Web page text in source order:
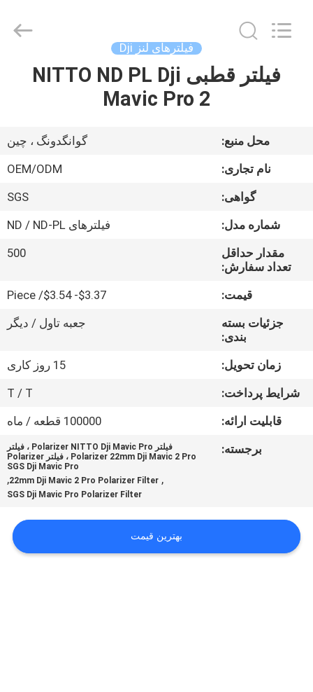
صفحه
محصولات
کنترل
نقل
قول
Technology
فیلترهای لنز Dji
فیلتر قطبی NITTO ND PL Dji
Mavic Pro 2
محل منبع:
گوانگدونگ ، چین
نام تجاری:
OEM/ODM
گواهی:
SGS
شماره مدل:
فیلترهای ND / ND-PL
مقدار حداقل
تعداد سفارش:
500
قیمت:
$3.37- $3.54/ Piece
جزئیات بسته
بندی:
جعبه تاول / دیگر
زمان تحویل:
15 روز کاری
شرایط پرداخت:
T / T
قابلیت ارائه:
100000 قطعه / ماه
برجسته:
فیلتر Polarizer NITTO Dji Mavic Pro ، فیلتر
Polarizer 22mm Dji Mavic 2 Pro ، فیلتر Polarizer
SGS Dji Mavic Pro
,
22mm Dji Mavic 2 Pro Polarizer Filter
,
SGS Dji Mavic Pro Polarizer Filter
بهترین قیمت